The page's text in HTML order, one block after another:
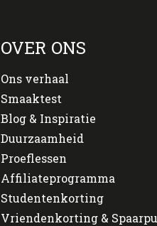
OVER ONS
Ons verhaal
Smaaktest
Blog & Inspiratie
Duurzaamheid
Proeflessen
Affiliateprogramma
Studentenkorting
Vriendenkorting &